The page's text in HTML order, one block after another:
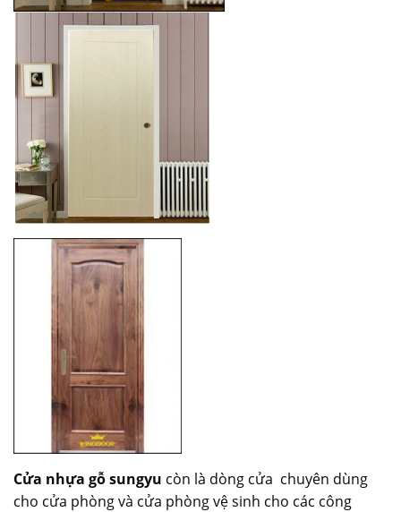
Cửa nhựa gỗ sungyu còn là dòng cửa chuyên dùng
cho cửa phòng và cửa phòng vệ sinh cho các công